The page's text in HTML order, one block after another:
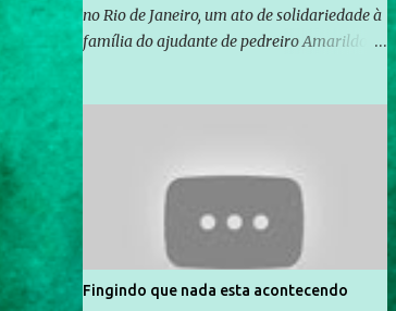
no Rio de Janeiro, um ato de solidariedade à
família do ajudante de pedreiro Amarildo de
Rocinha. A assessora de Direitos Humanos
da Anistia Internacional, Renata Neder, disse
à Agência Brasil que ações e atividades de
mobilização são feitas normalmente pela
organização não governamental. As ações
de solidariedade são promovidas em apoio
Fingindo que nada esta acontecendo